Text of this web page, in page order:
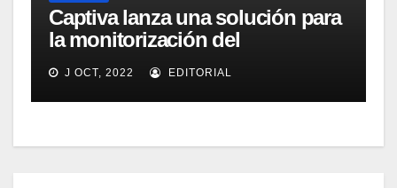
Captiva lanza una solución para
la monitorización del
rendimiento de sistemas de
captura y ECM
J OCT, 2022 EDITORIAL